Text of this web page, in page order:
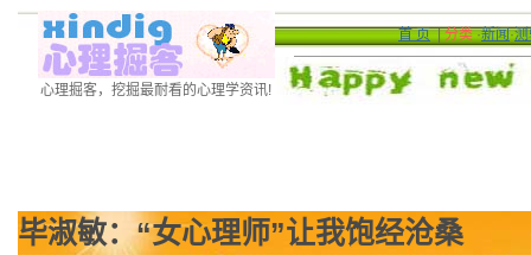
心理掘客，挖掘最耐看的心理学资讯!
首 页|分类·新闻·
毕淑敏：“女心理师”让我饱经沧桑